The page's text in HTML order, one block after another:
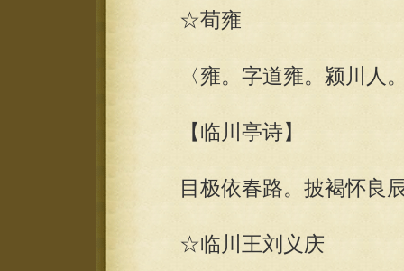
☆荀雍
〈雍。字道雍。颍川人。
【临川亭诗】
目极依春路。披褐怀良辰
☆临川王刘义庆